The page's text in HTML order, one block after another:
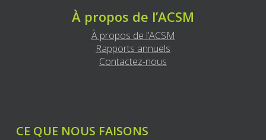
À propos de l’ACSM
À propos de l’ACSM
Rapports annuels
Contactez-nous
CE QUE NOUS FAISONS